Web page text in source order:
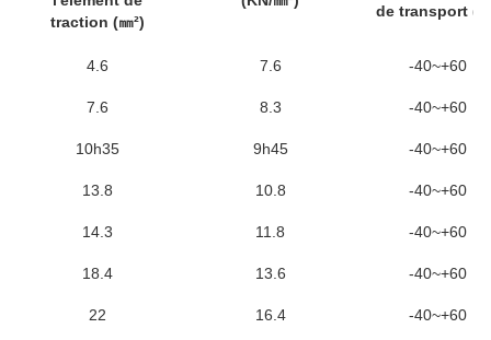
traction (㎜²)
de transport
4.6 7.6 -40~+60
7.6 8.3 -40~+60
10h35 9h45 -40~+60
13.8 10.8 -40~+60
14.3 11.8 -40~+60
18.4 13.6 -40~+60
22 16.4 -40~+60